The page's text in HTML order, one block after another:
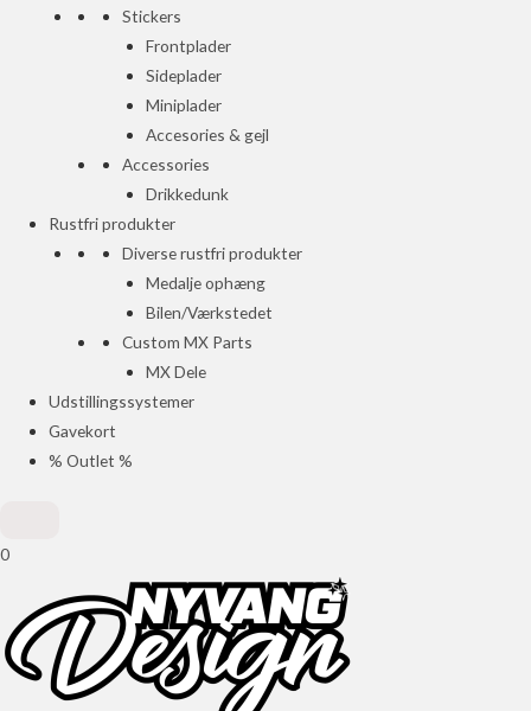
Stickers
Frontplader
Sideplader
Miniplader
Accesories & gejl
Accessories
Drikkedunk
Rustfri produkter
Diverse rustfri produkter
Medalje ophæng
Bilen/Værkstedet
Custom MX Parts
MX Dele
Udstillingssystemer
Gavekort
% Outlet %
0